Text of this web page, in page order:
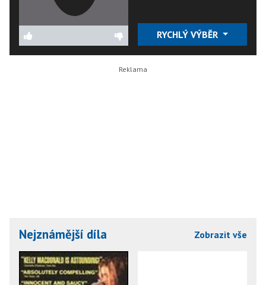
RYCHLÝ VÝBĚR
Nejznámější díla Zobrazit vše